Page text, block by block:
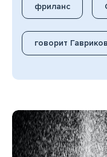
фриланс
говорит Гавриков